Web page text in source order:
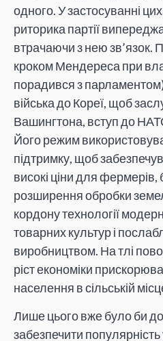
одного. У застосуванні
риторика партії
втрачаючи з нею
кроком Мендереса при
порадився з
війська до Кореї, щоб
Вашингтона, вступ до
Його режим
підтримку, щоб
високі ціни для
розширення обробки
кордону технології
товарних культур і
виробництвом. На тлі
ріст економіки
населення в сільській
Лише цього вже було би
забезпечити